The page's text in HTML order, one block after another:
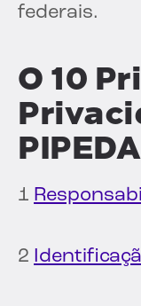
federais.
O 10
PIPEDA
1
2